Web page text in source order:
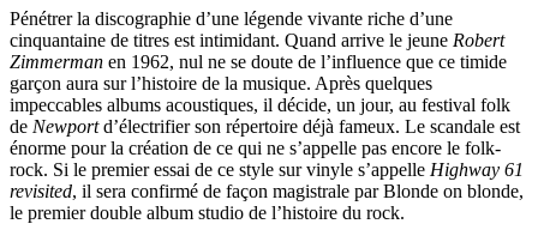
Pénétrer la discographie d’une légende vivante riche d’une
cinquantaine de titres est intimidant. Quand arrive le jeune Robert
Zimmerman en 1962, nul ne se doute de l’influence que ce timide
garçon aura sur l’histoire de la musique. Après quelques
impeccables albums acoustiques, il décide, un jour, au festival folk
de Newportd’électrifier son répertoire déjà fameux. Le scandale est
énorme pour la création de ce qui ne s’appelle pas encore le folk-
rock. Si le premier essai de ce style sur vinyle s’appelle Highway 61
revisited, il sera confirmé de façon magistrale par Blonde on blonde,
le premier double album studio de l’histoire du rock.